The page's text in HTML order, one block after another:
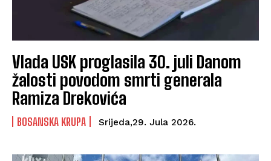
Vlada USK proglasila 30. juli Danom
žalosti povodom smrti generala
Ramiza Drekovića
BOSANSKA KRUPA Srijeda,29. Jula 2026.